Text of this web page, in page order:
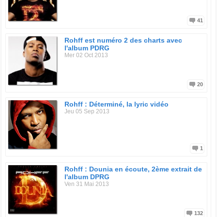
41
Rohff est numéro 2 des charts avec
l'album PDRG
Mer 02 Oct 2013
20
Rohff : Déterminé, la lyric vidéo
Jeu 05 Sep 2013
1
Rohff : Dounia en écoute, 2ème extrait de
l'album DPRG
Ven 31 Mai 2013
132